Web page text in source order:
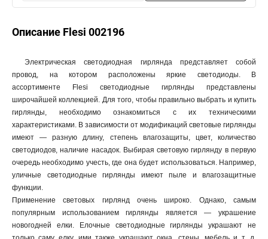
Описание Flesi 002196
Электрическая светодиодная гирлянда представляет собой
провод, на котором расположены яркие светодиоды. В
ассортименте Flesi светодиодные гирлянды представлены
широчайшей коллекцией. Для того, чтобы правильно выбрать и купить
гирлянды, необходимо ознакомиться с их техническими
характеристиками. В зависимости от модификаций световые гирлянды
имеют — разную длину, степень влагозащиты, цвет, количество
светодиодов, наличие насадок. Выбирая световую гирлянду в первую
очередь необходимо учесть, где она будет использоваться. Например,
уличные светодиодные гирлянды имеют пыле и влагозащитные
функции.
Применение световых гирлянд очень широко. Однако, самым
популярным использованием гирлянды является — украшение
новогодней елки. Елочные светодиодные гирлянды украшают не